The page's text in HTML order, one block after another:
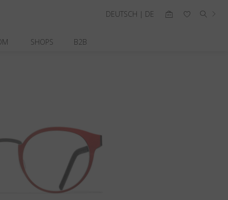
SHOPS B2B
DEUTSCH | DE